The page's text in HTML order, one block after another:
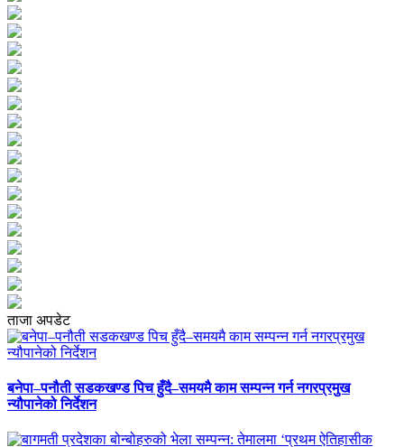
ताजा अपडेट
बनेपा–पनौती सडकखण्ड पिच हुँदै–समयमै काम सम्पन्न गर्न नगरप्रमुख
न्यौपानेको निर्देशन